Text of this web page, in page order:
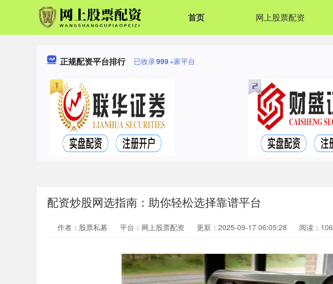
首页 网上股票配资
正规配资平台排行 已收录999+家平台
配资炒股网选指南：助你轻松选择靠谱平台
作者：股票私募 平台：网上股票配资 更新：2025-09-17 06:05:28 阅读：106